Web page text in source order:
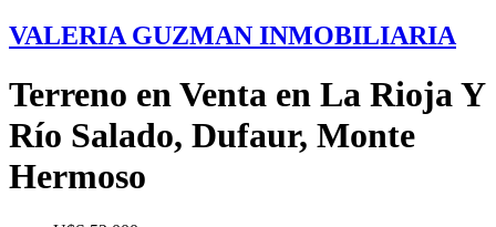
VALERIA GUZMAN INMOBILIARIA
Terreno en Venta en La Rioja Y
Río Salado, Dufaur, Monte
Hermoso